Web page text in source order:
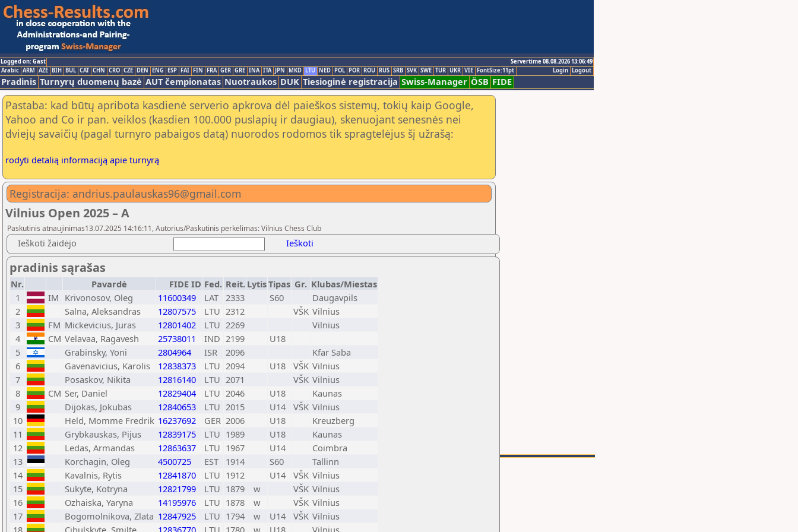
Logged on: Gast
Servertime 08.08.2026 13:06:49
Logout
Login
Arabic ARM AZE BIH BUL CAT CHN CRO CZE DEN ENG ESP FAI FIN FRA GER GRE INA ITA JPN MKD LTU NED POL POR ROU RUS SRB SVK SWE TUR UKR VIE FontSize:11pt
Pradinis Turnyrų duomenų bazė AUT čempionatas Nuotraukos DUK Tiesioginė registracija Swiss-Manager ÖSB FIDE
Pastaba: kad būtų apribota kasdienė serverio apkrova dėl paieškos sistemų, tokių kaip Google,
Yahoo and Co ir pan. veiklos (kasdien 100.000 puslapių ir daugiau), skenuojant senesnės nei
dviejų savaičių (pagal turnyro pabaigos datą) nuorodos rodomos tik spragtelėjus šį užrašą:
rodyti detalią informaciją apie turnyrą
Registracija: andrius.paulauskas96@gmail.com
Vilnius Open 2025 – A
Paskutinis atnaujinimas13.07.2025 14:16:11, Autorius/Paskutinis perkėlimas: Vilnius Chess Club
Ieškoti žaidėjo Ieškoti
pradinis sąrašas
Nr. Pavardė FIDE ID Fed. Reit. LytisTipas Gr. Klubas/Miestas
1
IM Krivonosov, Oleg 11600349 LAT 2333 S60
Daugavpils
2
Salna, Aleksandras 12807575 LTU 2312 VŠK Vilnius
3
FM Mickevicius, Juras 12801402 LTU 2269
Vilnius
4
CM Velavaa, Ragavesh 25738011 IND 2199
U18
5
Grabinsky, Yoni 2804964 ISR 2096
Kfar Saba
6
Gavenavicius, Karolis 12838373 LTU 2094 U18 VŠK Vilnius
7
Posaskov, Nikita 12816140 LTU 2071 VŠK Vilnius
8
CM Ser, Daniel 12829404 LTU 2046 U18
Kaunas
9
Dijokas, Jokubas 12840653 LTU 2015 U14 VŠK Vilnius
10
Held, Momme Fredrik 16237692 GER 2006 U18
Kreuzberg
11
Grybkauskas, Pijus 12839175 LTU 1989 U18
Kaunas
12
Ledas, Armandas 12863637 LTU 1967 U14
Coimbra
13
Korchagin, Oleg 4500725 EST 1914 S60
Tallinn
14
Kavalnis, Rytis 12841870 LTU 1912 U14 VŠK Vilnius
15
Sukyte, Kotryna 12821799 LTU 1879 w VŠK Vilnius
16
Ozhaiska, Yaryna 14195976 LTU 1878 w VŠK Vilnius
17
Bogomolnikova, Zlata 12847925 LTU 1794 w U14 VŠK Vilnius
18
Cibulskyte, Smilte 12836770 LTU 1780 w U18 Vilnius